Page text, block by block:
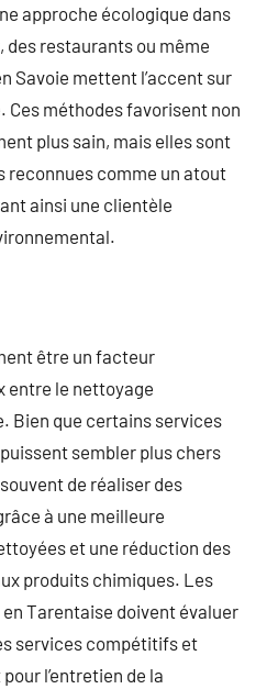
approche écologique dans
des restaurants ou même
Savoie mettent l’accent sur
Ces méthodes favorisent non
plus sain, mais elles sont
reconnues comme un atout
ainsi une clientèle
être un facteur
entre le nettoyage
Bien que certains services
sembler plus chers
de réaliser des
à une meilleure
et une réduction des
produits chimiques. Les
Tarentaise doivent évaluer
services compétitifs et
l’entretien de la